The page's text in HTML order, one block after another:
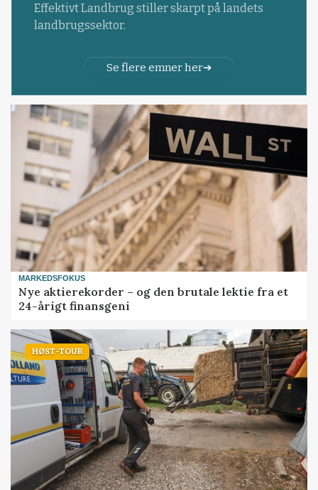
Effektivt Landbrug stiller skarpt på landets
landbrugssektor.
Se flere emner her
MARKEDSFOKUS
Nye aktierekorder – og den brutale lektie fra et
24-årigt finansgeni
HØST-TOUR